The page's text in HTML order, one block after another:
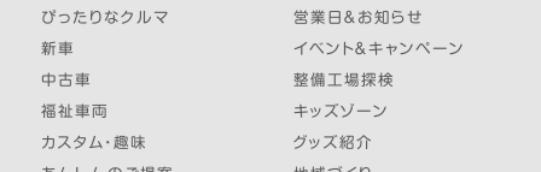
ぴったりなクルマ
新車
中古車
福祉車両
カスタム・趣味
営業日＆お知らせ
イベント＆キャンペーン
整備工場探検
キッズゾーン
グッズ紹介